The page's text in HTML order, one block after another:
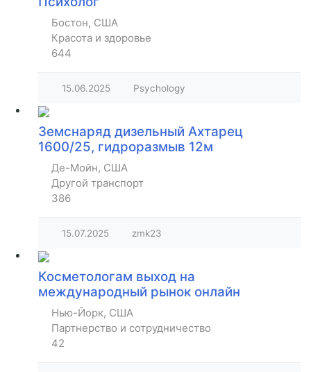
Бостон, США
Красота и здоровье
644
15.06.2025 Psychology
Земснаряд дизельный Ахтарец
1600/25, гидроразмыв 12м
Де-Мойн, США
Другой транспорт
386
15.07.2025 zmk23
Косметологам выход на
международный рынок онлайн
Нью-Йорк, США
Партнерство и сотрудничество
42